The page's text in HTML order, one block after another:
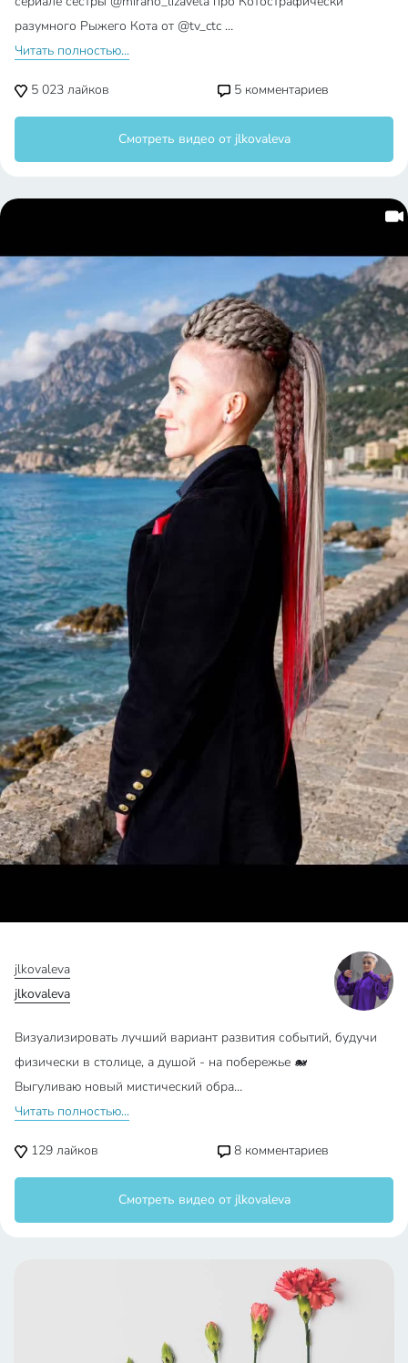
разумного Рыжего Кота от @tv_ctc …
Читать полностью...
5 023 лайков 5 комментариев
Смотреть видео от jlkovaleva
jlkovaleva
jlkovaleva
Визуализировать лучший вариант развития событий, будучи
физически в столице, а душой - на побережье 🐋
Выгуливаю новый мистический обра…
Читать полностью...
129 лайков 8 комментариев
Смотреть видео от jlkovaleva